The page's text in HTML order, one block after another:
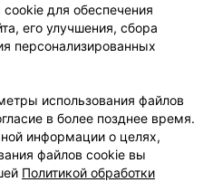
Способы оплаты
Партнеры
103.by
cookie
данных
для обеспечения
его улучшения, сбора
персонализированных
использования файлов
в более позднее время.
информации о целях,
файлов cookie вы
Политикой обработки